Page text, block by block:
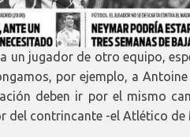
un jugador de otro equipo,
por ejemplo, a
deben ir por el mismo
del contrincante -el Atlético